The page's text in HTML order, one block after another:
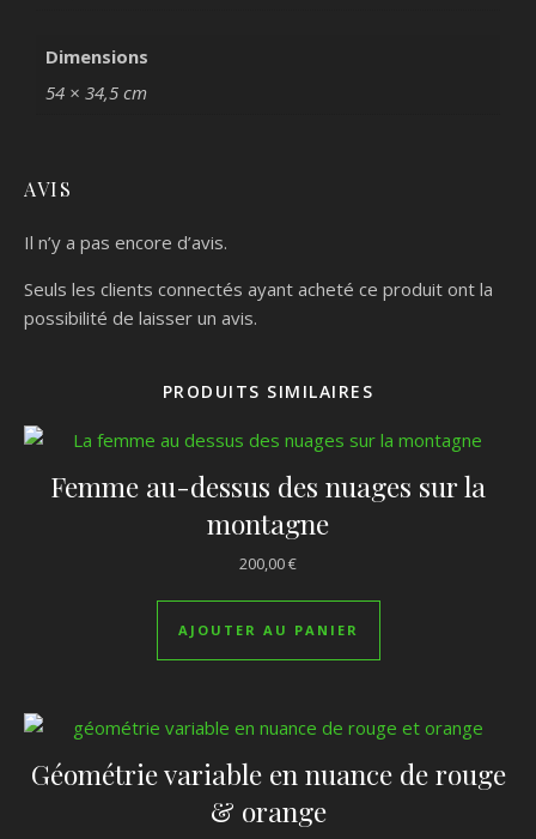
Dimensions
54 × 34,5 cm
AVIS
Il n’y a pas encore d’avis.
Seuls les clients connectés ayant acheté ce produit ont la
possibilité de laisser un avis.
PRODUITS SIMILAIRES
Femme au-dessus des nuages sur la
montagne
200,00€
AJOUTER AU PANIER
Géométrie variable en nuance de rouge
& orange